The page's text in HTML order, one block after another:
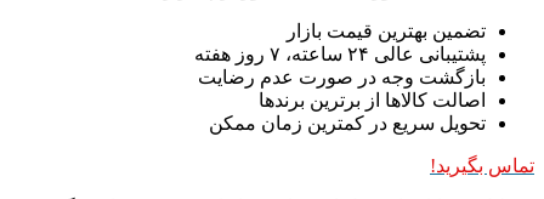
تضمین بهترین قیمت بازار
پشتیبانی عالی ۲۴ ساعته، ۷ روز هفته
بازگشت وجه در صورت عدم رضایت
اصالت کالاها از برترین برندها
تحویل سریع در کمترین زمان ممکن
تماس بگیرید!